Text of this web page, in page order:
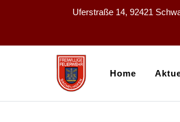
Uferstraße 14, 92421
Home